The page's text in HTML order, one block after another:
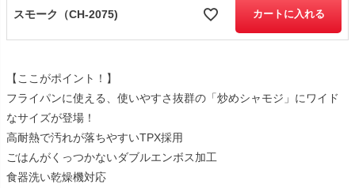
スモーク（CH-2075) カートに入れる
【ここがポイント！】
フライパンに使える、使いやすさ抜群の「炒めシャモジ」にワイド
なサイズが登場！
高耐熱で汚れが落ちやすいTPX採用
ごはんがくっつかないダブルエンボス加工
食器洗い乾燥機対応